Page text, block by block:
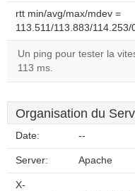
rtt min/avg/max/mdev =
113.511/113.883/114.253/
Un ping pour tester la
113 ms.
Organisation du
Date: --
Server: Apache
X-